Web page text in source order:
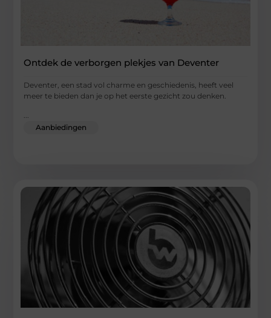
Ontdek de verborgen plekjes van Deventer
Deventer, een stad vol charme en geschiedenis, heeft veel
meer te bieden dan je op het eerste gezicht zou denken.
...
Aanbiedingen